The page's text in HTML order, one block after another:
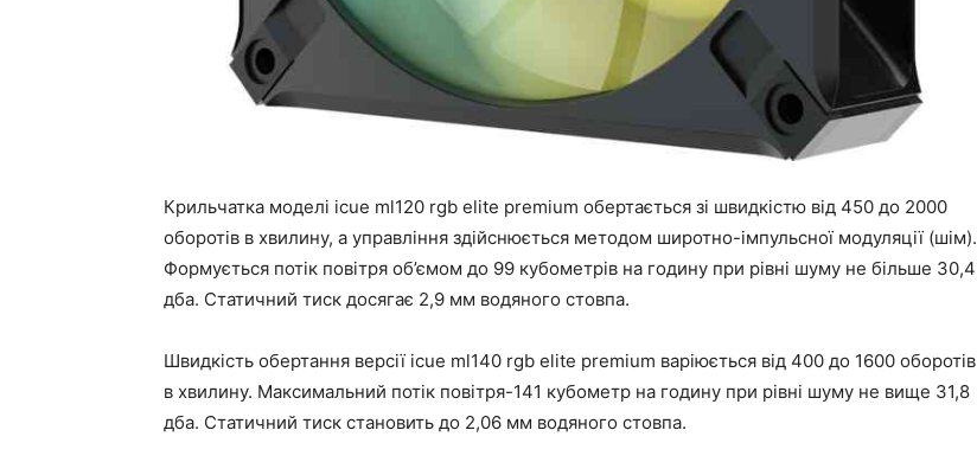
Крильчатка моделі icue ml120 rgb elite premium обертається зі швидкістю від 450 до 2000
оборотів в хвилину, а управління здійснюється методом широтно-імпульсної модуляції (шім).
Формується потік повітря об’ємом до 99 кубометрів на годину при рівні шуму не більше 30,4
дба. Статичний тиск досягає 2,9 мм водяного стовпа.
Швидкість обертання версії icue ml140 rgb elite premium варіюється від 400 до 1600 оборотів
в хвилину. Максимальний потік повітря-141 кубометр на годину при рівні шуму не вище 31,8
дба. Статичний тиск становить до 2,06 мм водяного стовпа.